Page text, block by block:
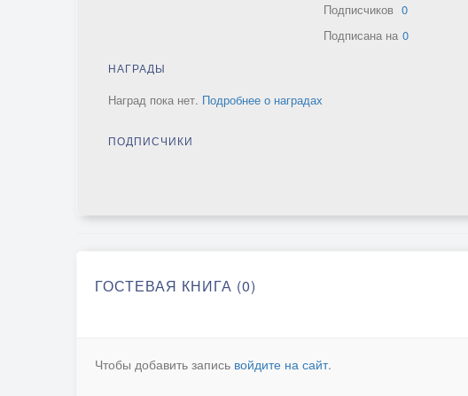
Подписчиков 0
Подписана на 0
НАГРАДЫ
Наград пока нет. Подробнее о наградах
ПОДПИСЧИКИ
ГОСТЕВАЯ КНИГА (0)
Чтобы добавить запись войдите на сайт.